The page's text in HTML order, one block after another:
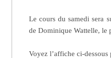
Le cours du samedi sera
de Dominique Wattelle, le
Voyez l’affiche ci-